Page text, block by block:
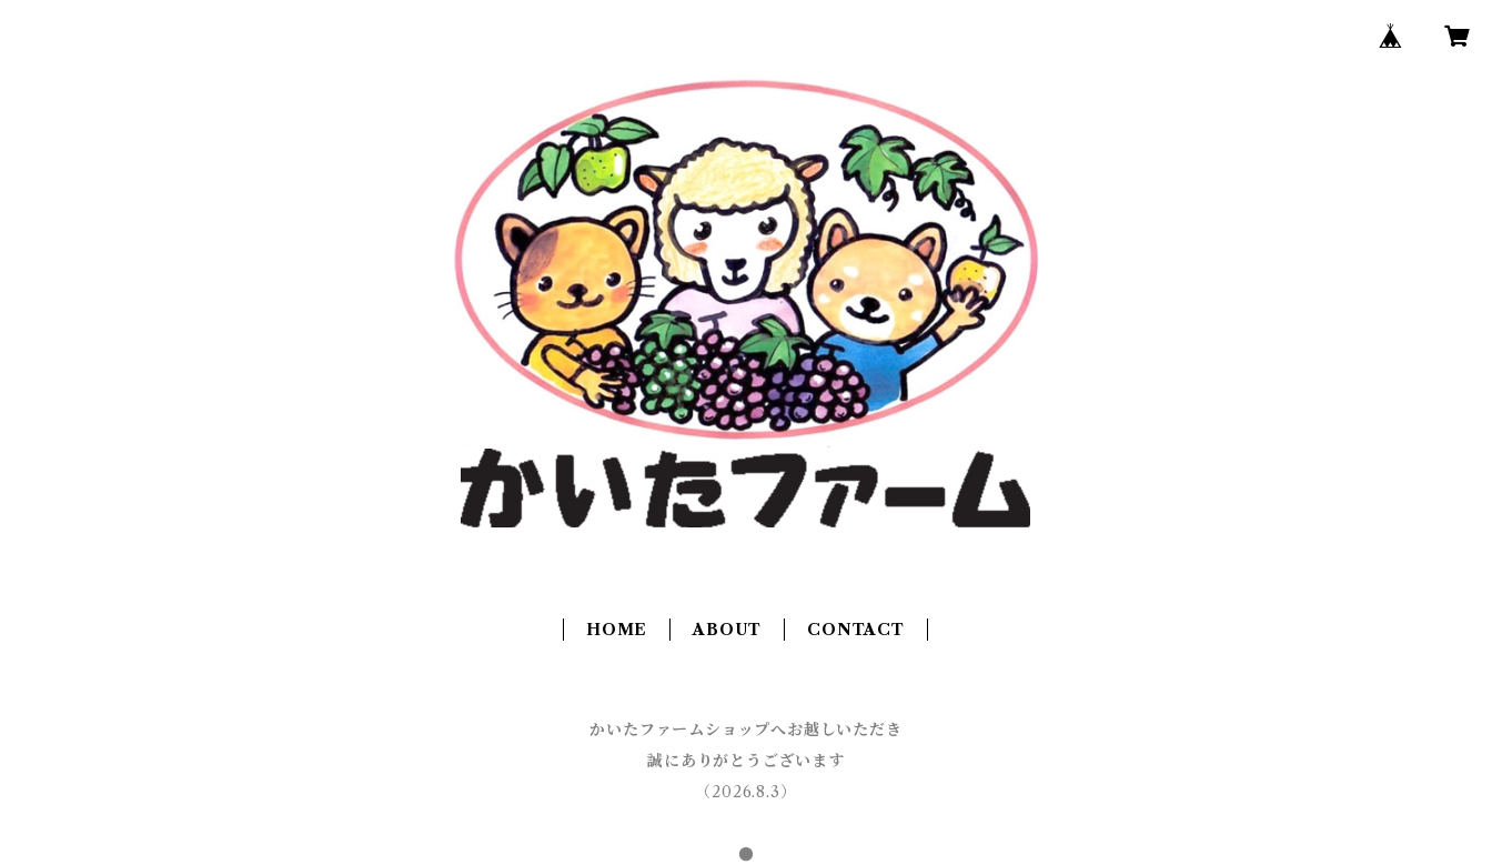
HOME ABOUT CONTACT
かいたファームショップへお越しいただき
誠にありがとうございます
（2026.8.3）
●